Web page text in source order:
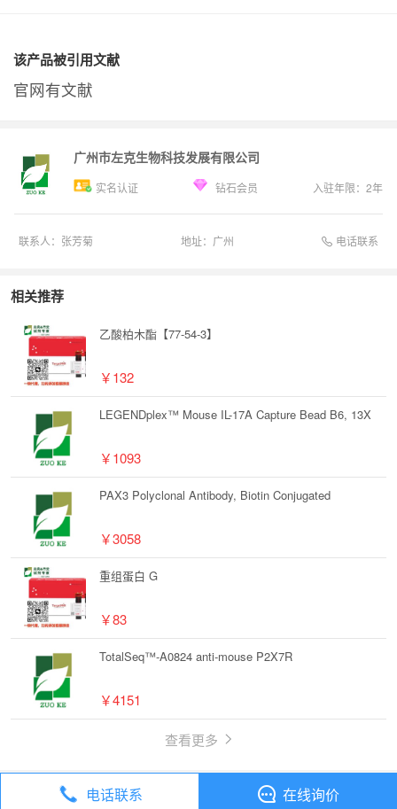
该产品被引用文献
官网有文献
广州市左克生物科技发展有限公司
实名认证 钻石会员 入驻年限： 2年
联系人： 张芳菊 地址： 广州 电话联系
相关推荐
乙酸柏木酯【77-54-3】
￥132
LEGENDplex™ Mouse IL-17A Capture Bead B6, 13X
￥1093
PAX3 Polyclonal Antibody, Biotin Conjugated
￥3058
重组蛋白 G
￥83
TotalSeq™-A0824 anti-mouse P2X7R
￥4151
查看更多
全部分类 试剂
电话联系 在线询价